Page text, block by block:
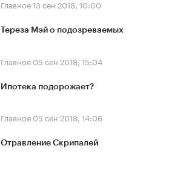
Главное13 сен 2018, 10:00
Тереза Мэй о подозреваемых
Главное 05 сен 2018, 15:04
Ипотека подорожает?
Главное 05 сен 2018, 14:06
Отравление Скрипалей